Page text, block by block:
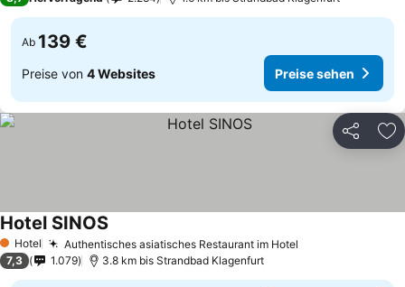
Ab 139 €
Preise von 4 Websites Preise sehen
Teilen
1 Sterne
Hotel Authentisches asiatisches Restaurant im Hotel
Hotel SINOS
7,3 1.079 3.8 km bis Strandbad Klagenfurt